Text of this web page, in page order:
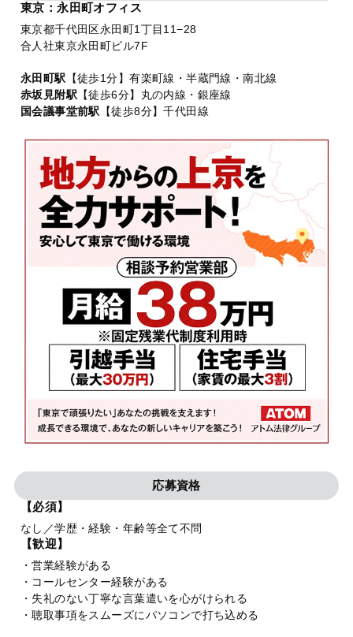
東京：永田町オフィス
東京都千代田区永田町1丁目11−28
合人社東京永田町ビル7F
永田町駅 【徒歩1分】有楽町線・半蔵門線・南北線
赤坂見附駅 【徒歩6分】丸の内線・銀座線
国会議事堂前駅
【徒歩8分】千代田線
応募資格
【必須】
なし／学歴・経験・年齢等全て不問
【歓迎】
・営業経験がある
・コールセンター経験がある
・失礼のない丁寧な言葉遣いを心がけられる
・聴取事項をスムーズにパソコンで打ち込める